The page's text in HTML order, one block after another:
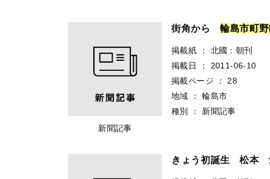
新聞記事
街角から輪島市町野
掲載紙 ：
北國：朝刊
掲載日
：
2011-06-10
掲載ページ
：
28
地域
：
輪島市
種別
： 新聞記事
きょう初誕生 松